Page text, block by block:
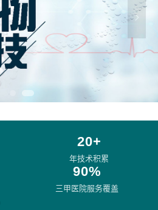
20+
年技术积累
90%
三甲医院服务覆盖